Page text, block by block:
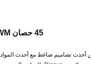
45 حصان R22 R404A DWM ضاغط شبه مغلق سلسلة 4
تصاميم ضاغط مع أحدث المواد